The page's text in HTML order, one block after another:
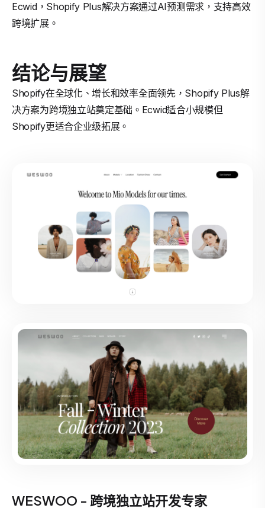
Ecwid，Shopify Plus解决方案通过AI预测需求，支持高效
跨境扩展。
结论与展望
Shopify在全球化、增长和效率全面领先，Shopify Plus解
决方案为跨境独立站奠定基础。Ecwid适合小规模但
Shopify更适合企业级拓展。
WESWOO - 跨境独立站开发专家